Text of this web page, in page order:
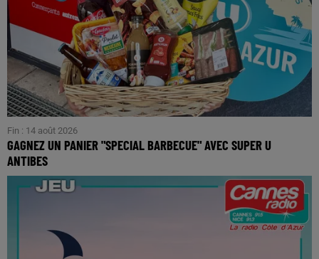
Fin : 14 août 2026
GAGNEZ UN PANIER "SPECIAL BARBECUE" AVEC SUPER U
ANTIBES